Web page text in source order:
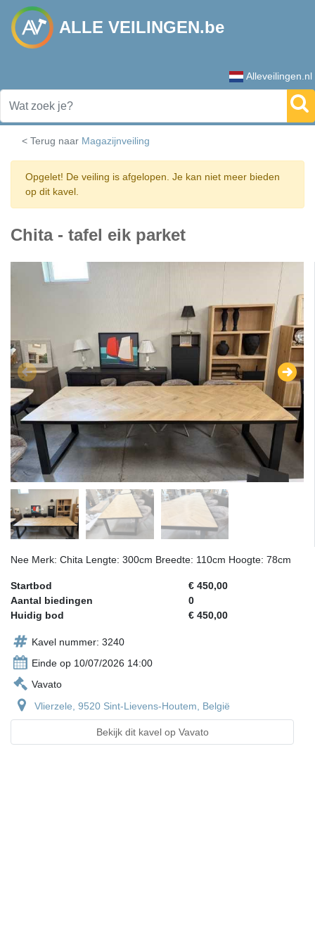
ALLE VEILINGEN.be
Alleveilingen.nl
< Terug naar Magazijnveiling
Opgelet! De veiling is afgelopen. Je kan niet meer bieden
op dit kavel.
Chita - tafel eik parket
Nee Merk: Chita Lengte: 300cm Breedte: 110cm Hoogte: 78cm
Startbod
€ 450,00
Aantal biedingen
0
Huidig bod
€ 450,00
Kavel nummer: 3240
Einde op 10/07/2026 14:00
Vavato
Vlierzele, 9520 Sint-Lievens-Houtem, België
Bekijk dit kavel op Vavato